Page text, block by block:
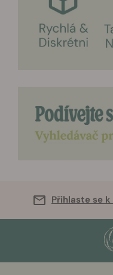
Přihlaste se